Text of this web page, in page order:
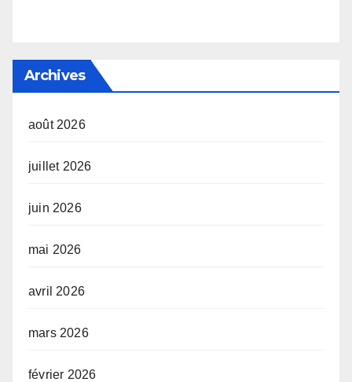
Archives
août 2026
juillet 2026
juin 2026
mai 2026
avril 2026
mars 2026
février 2026